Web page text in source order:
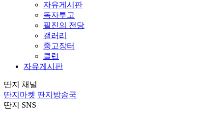
자유게시판
독자투고
필진의 전당
갤러리
중고장터
클럽
자유게시판
딴지 채널
딴지마켓 딴지방송국
딴지 SNS